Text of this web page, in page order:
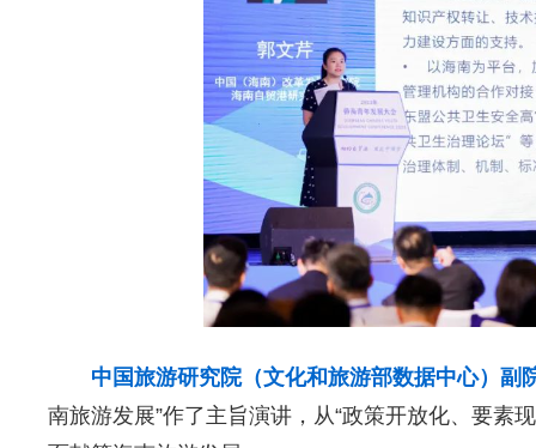
中国旅游研究院（文化和旅游部数据中心）
南旅游发展”作了主旨演讲，从“政策开放化、要素